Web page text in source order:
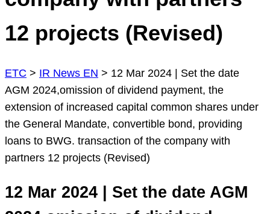
12 projects (Revised)
ETC > IR News EN > 12 Mar 2024 | Set the date
AGM 2024,omission of dividend payment, the
extension of increased capital common shares under
the General Mandate, convertible bond, providing
loans to BWG. transaction of the company with
partners 12 projects (Revised)
12 Mar 2024 | Set the date AGM